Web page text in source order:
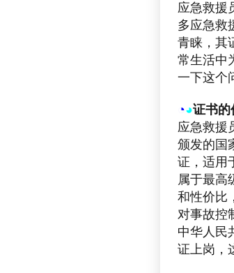
应急救援
多应急救
青睐，其
常生活中
一下这个
◔◕证书的
应急救援
颁发的国
证，适用
属于最高
和性价比
对事故控
中华人民
证上岗，